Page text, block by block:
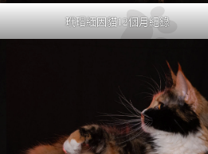
玳瑁緬因貓12個月紀錄